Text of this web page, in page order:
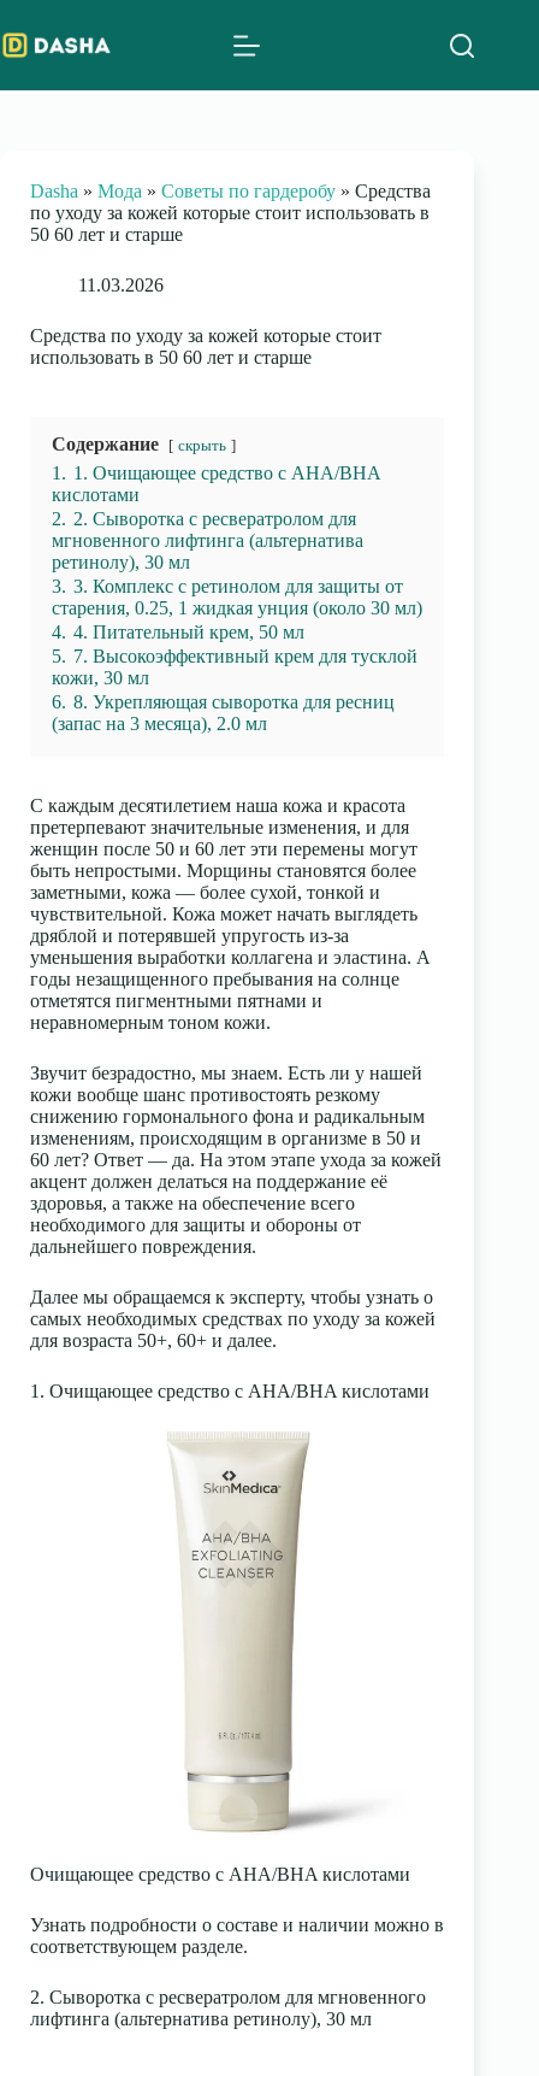
to
content
Dasha » Мода » Советы по гардеробу » Средства
по уходу за кожей которые стоит использовать в
50 60 лет и старше
11.03.2026
Средства по уходу за кожей которые стоит
использовать в 50 60 лет и старше
Содержание скрыть
1. 1. Очищающее средство с AHA/BHA
кислотами
2. 2. Сыворотка с ресвератролом для
мгновенного лифтинга (альтернатива
ретинолу), 30 мл
3. 3. Комплекс с ретинолом для защиты от
старения, 0.25, 1 жидкая унция (около 30 мл)
4. 4. Питательный крем, 50 мл
5. 7. Высокоэффективный крем для тусклой
кожи, 30 мл
6. 8. Укрепляющая сыворотка для ресниц
(запас на 3 месяца), 2.0 мл
С каждым десятилетием наша кожа и красота
претерпевают значительные изменения, и для
женщин после 50 и 60 лет эти перемены могут
быть непростыми. Морщины становятся более
заметными, кожа — более сухой, тонкой и
чувствительной. Кожа может начать выглядеть
дряблой и потерявшей упругость из-за
уменьшения выработки коллагена и эластина. А
годы незащищенного пребывания на солнце
отметятся пигментными пятнами и
неравномерным тоном кожи.
Звучит безрадостно, мы знаем. Есть ли у нашей
кожи вообще шанс противостоять резкому
снижению гормонального фона и радикальным
изменениям, происходящим в организме в 50 и
60 лет? Ответ — да. На этом этапе ухода за кожей
акцент должен делаться на поддержание её
здоровья, а также на обеспечение всего
необходимого для защиты и обороны от
дальнейшего повреждения.
Далее мы обращаемся к эксперту, чтобы узнать о
самых необходимых средствах по уходу за кожей
для возраста 50+, 60+ и далее.
1. Очищающее средство с AHA/BHA кислотами
Очищающее средство с AHA/BHA кислотами
Узнать подробности о составе и наличии можно в
соответствующем разделе.
2. Сыворотка с ресвератролом для мгновенного
лифтинга (альтернатива ретинолу), 30 мл